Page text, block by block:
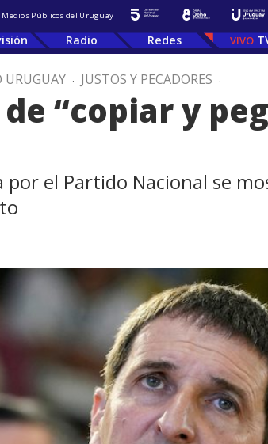
Medios Públicos del Uruguay
Radio Redes
URUGUAY . JUSTOS Y PECADORES .
“copiar y
por el Partido Nacional se